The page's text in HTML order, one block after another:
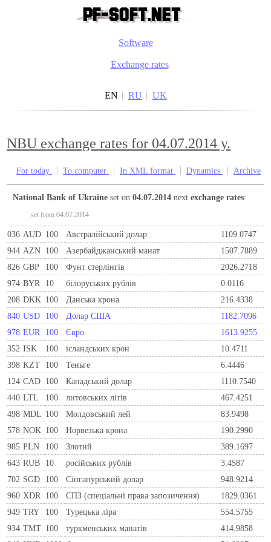
Software
Exchange rates
EN RU UK
NBU exchange rates for 04.07.2014 y.
For today To computer In XML format Dynamics Archive
National Bank of Ukraine set on04.07.2014 nextexchange rates:
set from 04.07.2014
036 AUD 100 Австралійський долар
1109.0747
944 AZN 100 Азербайджанський манат
1507.7889
826 GBP 100 Фунт стерлінгів
2026.2718
974 BYR 10 білоруських рублів
0.0116
208 DKK 100 Данська крона
216.4338
840 USD 100 Долар США
1182.7096
978 EUR 100 Євро
1613.9255
352 ISK 100 ісландських крон
10.4711
398 KZT 100 Теньге
6.4446
124 CAD 100 Канадський долар
1110.7540
440 LTL 100 литовських літів
467.4251
498 MDL 100 Молдовський лей
83.9498
578 NOK 100 Норвезька крона
190.2990
985 PLN 100 Злотий
389.1697
643 RUB 10 російських рублів
3.4587
702 SGD 100 Сінгапурський долар
948.9214
960 XDR 100 СПЗ (спеціальні права запозичення)
1829.0361
949 TRY 100 Турецька ліра
554.5755
934 TMT 100 туркменських манатів
414.9858